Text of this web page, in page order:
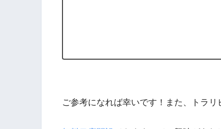
ご参考になれば幸いです！また、トラリ